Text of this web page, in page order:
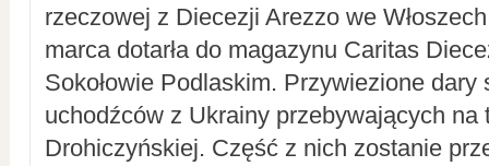
rzeczowej z Diecezji Arezzo we
marca dotarła do magazynu Caritas
Sokołowie Podlaskim. Przywiezione dary
uchodźców z Ukrainy przebywających na
Drohiczyńskiej. Część z nich zostanie